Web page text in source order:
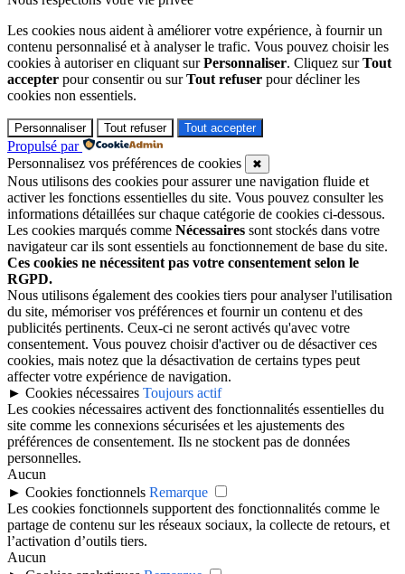
Les cookies nous aident à améliorer votre expérience, à fournir un
contenu personnalisé et à analyser le trafic. Vous pouvez choisir les
cookies à autoriser en cliquant surPersonnaliser. Cliquez surTout
accepter pour consentir ou surTout refuser pour décliner les
cookies non essentiels.
Personnaliser Tout refuser Tout accepter
Propulsé par
Personnalisez vos préférences de cookies
✖
Nous utilisons des cookies pour assurer une navigation fluide et
activer les fonctions essentielles du site. Vous pouvez consulter les
informations détaillées sur chaque catégorie de cookies ci-dessous.
Les cookies marqués comme Nécessaires sont stockés dans votre
navigateur car ils sont essentiels au fonctionnement de base du site.
Ces cookies ne nécessitent pas votre consentement selon le
RGPD.
Nous utilisons également des cookies tiers pour analyser l'utilisation
du site, mémoriser vos préférences et fournir un contenu et des
publicités pertinents. Ceux-ci ne seront activés qu'avec votre
consentement. Vous pouvez choisir d'activer ou de désactiver ces
cookies, mais notez que la désactivation de certains types peut
affecter votre expérience de navigation.
► Cookies nécessaires Toujours actif
Les cookies nécessaires activent des fonctionnalités essentielles du
site comme les connexions sécurisées et les ajustements des
préférences de consentement. Ils ne stockent pas de données
personnelles.
Aucun
► Cookies fonctionnels Remarque
Les cookies fonctionnels supportent des fonctionnalités comme le
partage de contenu sur les réseaux sociaux, la collecte de retours, et
l’activation d’outils tiers.
Aucun